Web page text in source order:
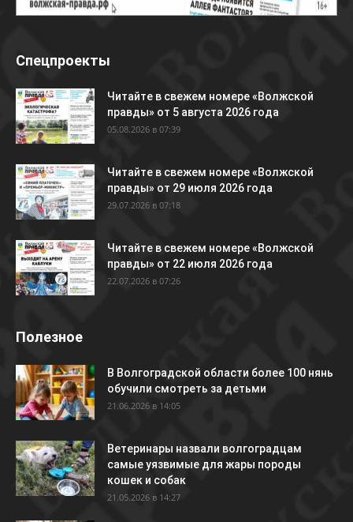
Спецпроекты
Читайте в свежем номере «Волжской
правды» от 5 августа 2026 года
05.08.2026 в 07:39
Читайте в свежем номере «Волжской
правды» от 29 июля 2026 года
29.07.2026 в 07:18
Читайте в свежем номере «Волжской
правды» от 22 июля 2026 года
22.07.2026 в 07:26
Полезное
В Волгоградской области более 100 нянь
обучили смотреть за детьми
21.06.2026 в 14:05
Ветеринары назвали волгоградцам
самые уязвимые для жары породы
кошек и собак
21.05.2026 в 14:27